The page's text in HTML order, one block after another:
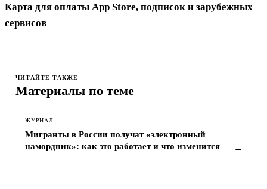
Карта для оплаты App Store, подписок и зарубежных
сервисов
ЧИТАЙТЕ ТАКЖЕ
Материалы по теме
ЖУРНАЛ
Мигранты в России получат «электронный
намордник»: как это работает и что изменится
→